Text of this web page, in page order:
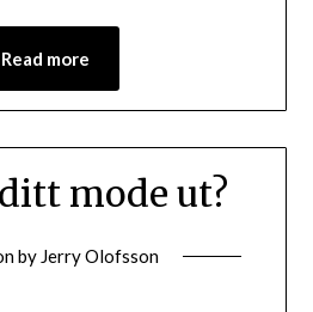
Read more
mode ut?
by Jerry Olofsson